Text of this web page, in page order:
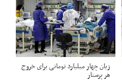
زیان چهار میلیارد تومانی برای خروج
هر پرستار